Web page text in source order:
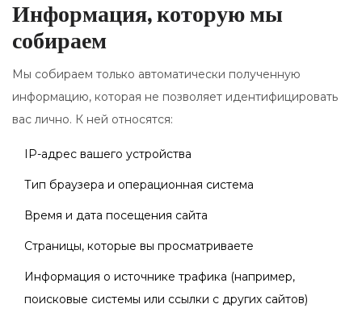
Информация, которую мы
собираем
Мы собираем только автоматически полученную
информацию, которая не позволяет идентифицировать
вас лично. К ней относятся:
IP-адрес вашего устройства
Тип браузера и операционная система
Время и дата посещения сайта
Страницы, которые вы просматриваете
Информация о источнике трафика (например,
поисковые системы или ссылки с других сайтов)